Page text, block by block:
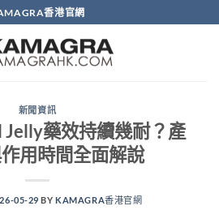
香港官網
新聞資訊
Jelly藥效持續幾耐？產
用時間全面解說
05-29 BYKAMAGRA香港官網